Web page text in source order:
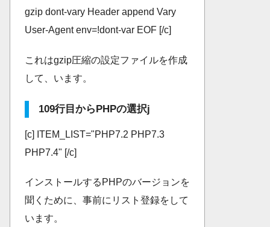
gzip dont-vary Header append Vary
User-Agent env=!dont-var EOF [/c]
これはgzip圧縮の設定ファイルを作成
して、います。
109行目からPHPの選択j
[c] ITEM_LIST="PHP7.2 PHP7.3
PHP7.4" [/c]
インストールするPHPのバージョンを
聞くために、事前にリスト登録をして
います。